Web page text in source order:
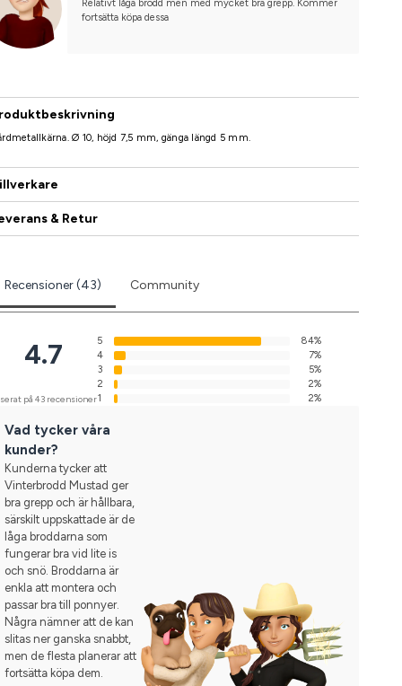
Relativt låga brodd men med mycket bra grepp. Kommer
fortsätta köpa dessa
Ø 10, höjd 7,5 mm, gänga längd 5 mm.
& Retur
Recensioner (43) Community
4.7
på 43 recensioner
5
84%
4
7%
3
5%
2
2%
1
2%
Vad tycker våra
kunder?
Kunderna tycker att
Vinterbrodd Mustad ger
bra grepp och är hållbara,
särskilt uppskattade är de
låga broddarna som
fungerar bra vid lite is
och snö. Broddarna är
enkla att montera och
passar bra till ponnyer.
Några nämner att de kan
slitas ner ganska snabbt,
men de flesta planerar att
fortsätta köpa dem.